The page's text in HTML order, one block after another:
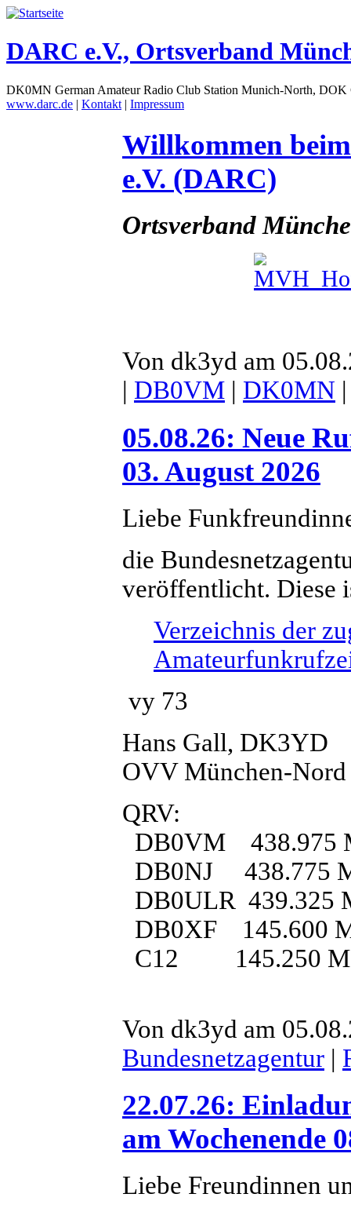
DARC e.V., Ortsverband
DK0MN German Amateur Radio Club Station Munich-North,
www.darc.de | Kontakt | Impressum
Willkommen
e.V. (DARC)
Ortsverband
Von dk3yd am
| DB0VM | DK0MN
05.08.26: Neue
03. August 2026
Liebe
die
veröffentlicht. Diese
Verzeichnis der
vy 73
Hans Gall, DK3YD
OVV München-Nord
QRV:
DB0VM 438.975
DB0NJ 438.775
DB0ULR 439.325
DB0XF 145.600
C12 145.250
Von dk3yd am
Bundesnetzagentur |
22.07.26:
am Wochenende
Liebe Freundinnen